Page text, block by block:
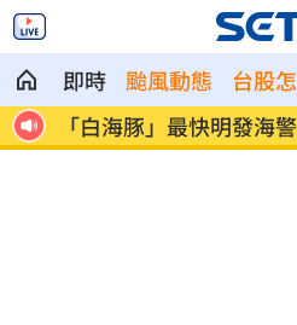
即時 颱風動態 台股
影
「白海豚」最快明發